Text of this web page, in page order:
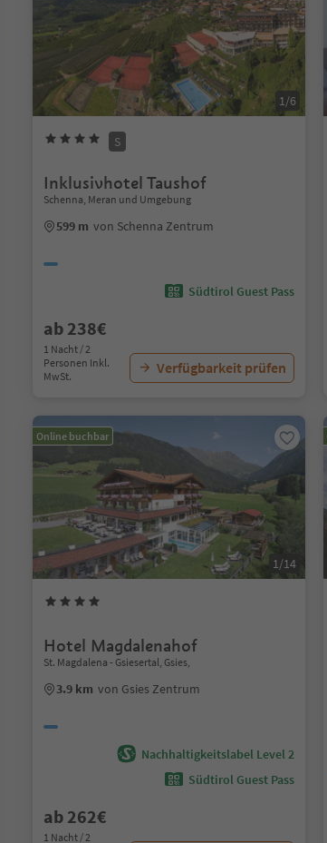
1/6
S
Inklusivhotel Taushof
Schenna, Meran und Umgebung
599 m von Schenna Zentrum
Südtirol Guest Pass
ab 238€
1 Nacht / 2
Personen Inkl.
MwSt.
Verfügbarkeit prüfen
Online buchbar
1/14
Hotel Magdalenahof
St. Magdalena - Gsiesertal, Gsies,
3.9 km von Gsies Zentrum
Nachhaltigkeitslabel Level 2
Südtirol Guest Pass
ab 262€
1 Nacht / 2